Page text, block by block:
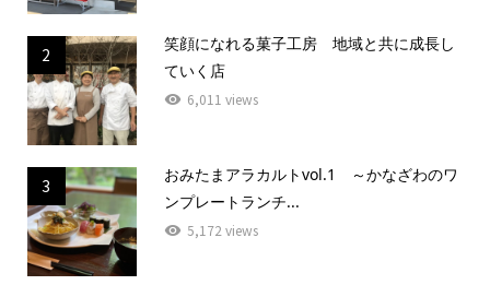
2
笑顔になれる菓子工房 地域と共に成長し
ていく店
6,011 views
3
おみたまアラカルトvol.1 ～かなざわのワ
ンプレートランチ...
5,172 views